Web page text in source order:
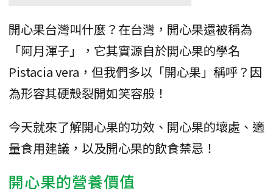
開心果台灣叫什麼？在台灣，開心果還被稱為
「阿月渾子」，它其實源自於開心果的學名
Pistacia vera，但我們多以「開心果」稱呼？因
為形容其硬殼裂開如笑容般！
今天就來了解開心果的功效、開心果的壞處、適
量食用建議，以及開心果的飲食禁忌！
開心果的營養價值